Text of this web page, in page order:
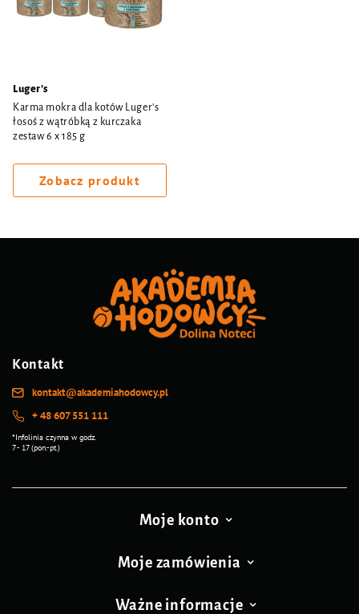
Luger's
Karma mokra dla kotów Luger’s
łosoś z wątróbką z kurczaka
zestaw 6 x 185 g
Zobacz produkt
Kontakt
kontakt@akademiahodowcy.pl
+ 48 607 551 111
*Infolinia czynna w godz.
7 - 17 (pon.-pt.)
Moje konto
Moje zamówienia
Ważne informacje